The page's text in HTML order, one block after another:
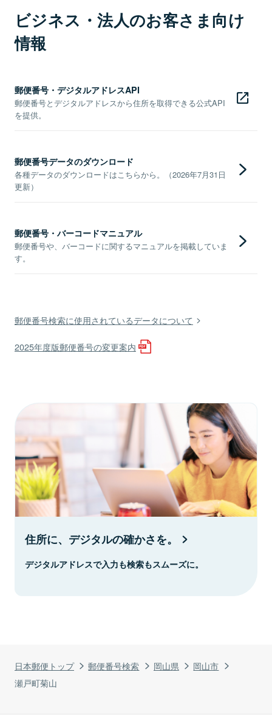
日本郵便トップ 郵便番号検索 岡山県
岡山市
瀬戸町菊山
ビジネス・法人のお客さま向け
情報
郵便番号・デジタルアドレスAPI
郵便番号とデジタルアドレスから住所を取得できる公式API
を提供。
郵便番号データのダウンロード
各種データのダウンロードはこちらから。（2026年7月31日
更新）
郵便番号・バーコードマニュアル
郵便番号や、バーコードに関するマニュアルを掲載していま
す。
郵便番号検索に使用されているデータについて
2025年度版郵便番号の変更案内
住所に、デジタルの確かさを。
デジタルアドレスで入力も検索もスムーズに。